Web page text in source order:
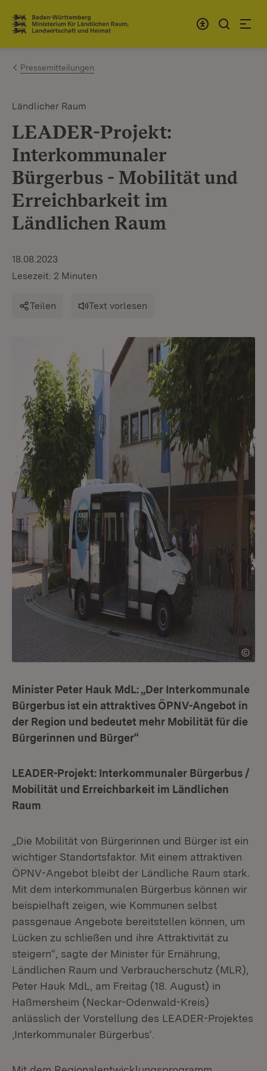
Zum Inhalt springen
Link zur Startseite
Pressemitteilungen
Ländlicher Raum
LEADER-Projekt:
Interkommunaler
Bürgerbus - Mobilität und
Erreichbarkeit im
Ländlichen Raum
18.08.2023
Lesezeit: 2 Minuten
Teilen Text vorlesen
Minister Peter Hauk MdL: „Der Interkommunale
Bürgerbus ist ein attraktives ÖPNV-Angebot in
der Region und bedeutet mehr Mobilität für die
Bürgerinnen und Bürger“
LEADER-Projekt: Interkommunaler Bürgerbus /
Mobilität und Erreichbarkeit im Ländlichen
Raum
„Die Mobilität von Bürgerinnen und Bürger ist ein
wichtiger Standortsfaktor. Mit einem attraktiven
ÖPNV-Angebot bleibt der Ländliche Raum stark.
Mit dem interkommunalen Bürgerbus können wir
beispielhaft zeigen, wie Kommunen selbst
passgenaue Angebote bereitstellen können, um
Lücken zu schließen und ihre Attraktivität zu
steigern“, sagte der Minister für Ernährung,
Ländlichen Raum und Verbraucherschutz (MLR),
Peter Hauk MdL, am Freitag (18. August) in
Haßmersheim (Neckar-Odenwald-Kreis)
anlässlich der Vorstellung des LEADER-Projektes
‚Interkommunaler Bürgerbus‘.